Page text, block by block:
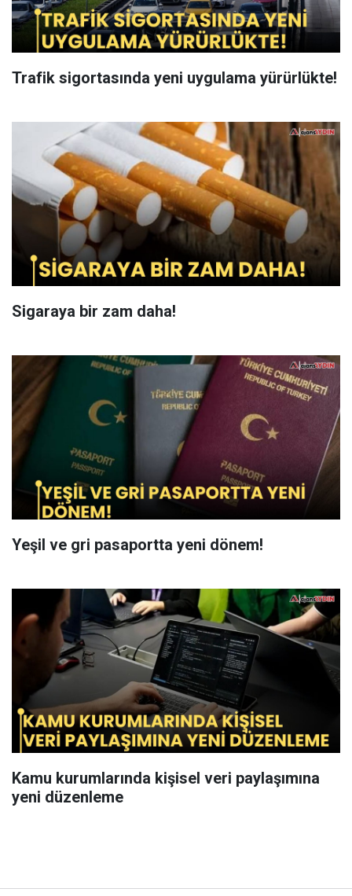
Trafik sigortasında yeni uygulama yürürlükte!
Sigaraya bir zam daha!
Yeşil ve gri pasaportta yeni dönem!
Kamu kurumlarında kişisel veri paylaşımına
yeni düzenleme